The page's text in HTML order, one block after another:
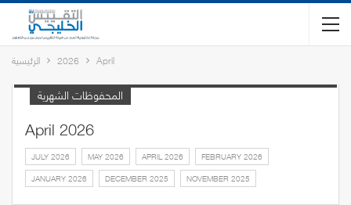
الرئيسية 2026 April
المحفوظات الشهرية
April 2026
JULY 2026 MAY 2026 APRIL 2026
FEBRUARY 2026
JANUARY 2026
DECEMBER 2025 NOVEMBER 2025